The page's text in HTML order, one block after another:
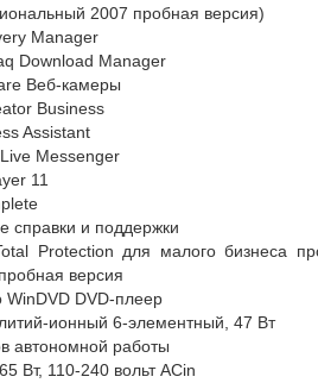
2007 пробная версия)
Manager
Download Manager
Веб-камеры
Business
Assistant
Messenger
11
справки и поддержки
Protection для малого бизнеса
версия
WinDVD DVD-плеер
ионный 6-элементный, 47 Вт
автономной работы
Вт, 110-240 вольт ACin